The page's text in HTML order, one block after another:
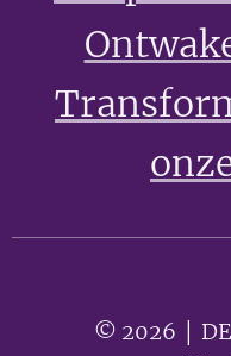
© 2026 │ DE